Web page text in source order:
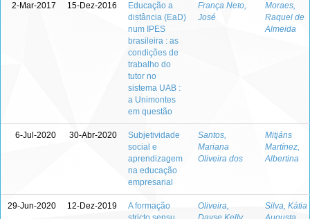
2-Mar-2017 15-Dez-2016
Educação a
distância (EaD)
num IPES
brasileira : as
condições de
trabalho do
tutor no
sistema UAB :
a Unimontes
em questão
França Neto,
José
Moraes,
Raquel de
Almeida
6-Jul-2020 30-Abr-2020
Subjetividade
social e
aprendizagem
na educação
empresarial
Santos,
Mariana
Oliveira dos
Mitjáns
Martínez,
Albertina
29-Jun-2020 12-Dez-2019
A formação
Oliveira,
Silva, Kátia